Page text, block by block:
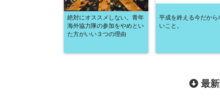
絶対にオススメしない。青年
海外協力隊の参加をやめとい
た方がいい３つの理由
平成を終える今だから
いこと。
最